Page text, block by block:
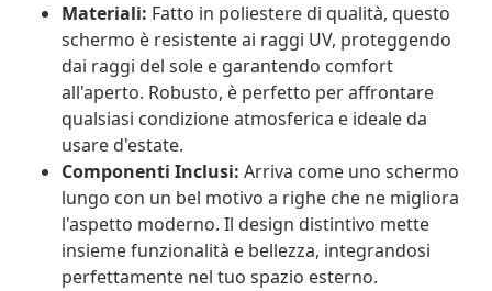
Materiali: Fatto in poliestere di qualità, questo
schermo è resistente ai raggi UV, proteggendo
dai raggi del sole e garantendo comfort
all'aperto. Robusto, è perfetto per affrontare
qualsiasi condizione atmosferica e ideale da
usare d'estate.
Componenti Inclusi: Arriva come uno schermo
lungo con un bel motivo a righe che ne migliora
l'aspetto moderno. Il design distintivo mette
insieme funzionalità e bellezza, integrandosi
perfettamente nel tuo spazio esterno.